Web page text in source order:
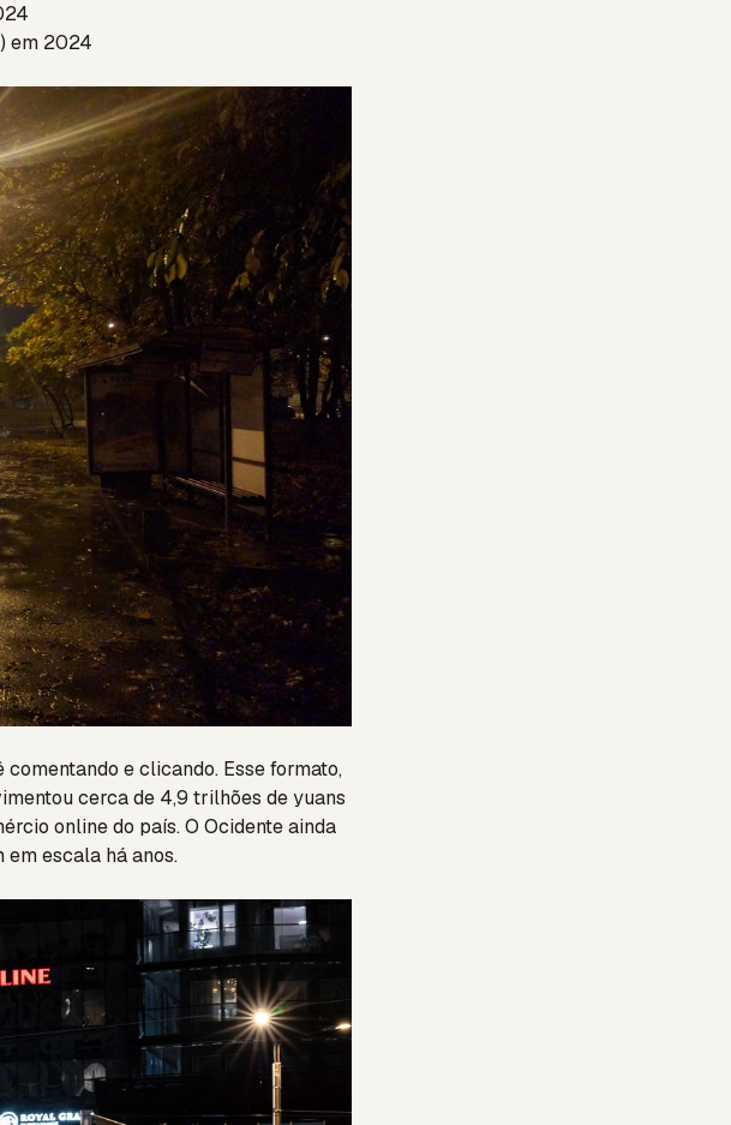
em 2024
e clicando. Esse formato,
cerca de 4,9 trilhões de yuans
online do país. O Ocidente ainda
escala há anos.